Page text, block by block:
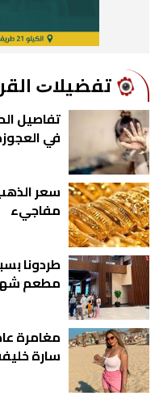
ﺗﻔﻀﻴﻼﺕ
تفاصيل
في
مفاجيء
طردونا
مطعم
مغامرة
سارة